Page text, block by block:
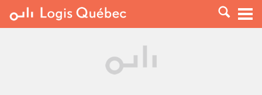
À LOUER
PLACER UNE ANNONCE